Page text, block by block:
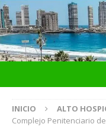
INICIO ALTO
Complejo Penitenciario